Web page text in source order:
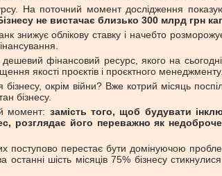
На поточний момент дослідження
не вистачає близько 300 млрд грн
знижує облікову ставку і начебто
фінансовий ресурс, якого на
якості проєктів і проєктного менеджменту.
окрім війни? Вже котрий місяць
бізнесу.
момент: замість того, щоб будувати
розглядає його переважно як
поступово перестає бути домінуючою
останні шість місяців 75% бізнесу